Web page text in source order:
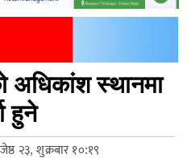
अधिकांश स्थानमा
हुने
२३, शुक्रबार १०:१९